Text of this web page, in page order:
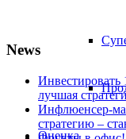
Оценка
News
лучшая
Инфлюенсер-
стратегию –